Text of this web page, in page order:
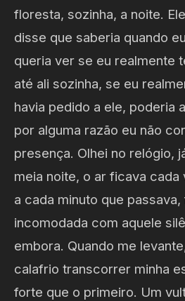
floresta, sozinha, a noite.
disse que saberia quando
queria ver se eu realmente
até ali sozinha, se eu
havia pedido a ele, poderia
por alguma razão eu não
presença. Olhei no relógio,
meia noite, o ar ficava cada
a cada minuto que
incomodada com aquele
embora. Quando me
calafrio transcorrer minha
forte que o primeiro. Um